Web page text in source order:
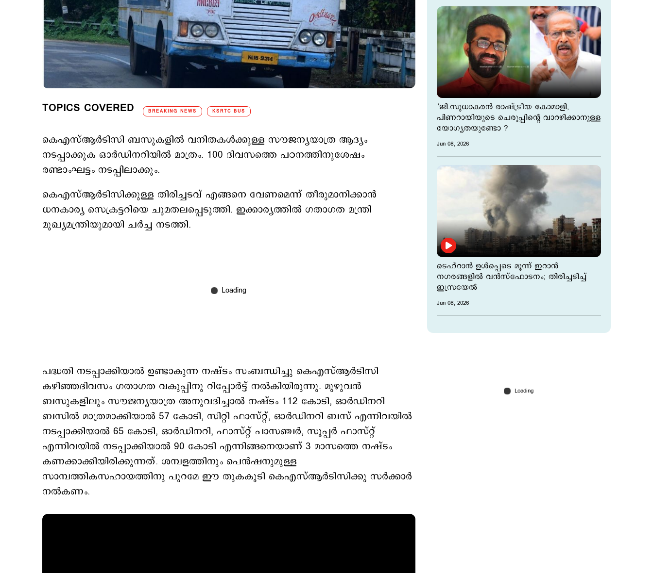
TOPICS COVERED BREAKING NEWS KSRTC BUS
െകഎസ്ആര്‍ടിസി ബസുകളില്‍ വനിതകള്‍ക്കുള്ള സൗജന്യയാത്ര ആദ്യം
നടപ്പാക്കുക ഒാര്‍ഡിനറിയില്‍ മാത്രം. 100 ദിവസത്തെ പഠനത്തിനുശേഷം
രണ്ടാംഘട്ടം നടപ്പിലാക്കും.
കെഎസ്ആര്‍ടിസിക്കുള്ള തിരിച്ചടവ് എങ്ങനെ വേണമെന്ന് തീരുമാനിക്കാൻ
ധനകാര്യ സെക്രട്ടറിയെ ചുമതലപ്പെടുത്തി. ഇക്കാര്യത്തില്‍ ഗതാഗത മന്ത്രി
മുഖ്യമന്ത്രിയുമായി ചർച്ച നടത്തി.
പദ്ധതി നടപ്പാക്കിയാൽ ഉണ്ടാകുന്ന നഷ്ടം സംബന്ധിച്ചു കെഎസ്ആർടിസി
കഴിഞ്ഞദിവസം ഗതാഗത വകുപ്പിനു റിപ്പോർട്ട് നൽകിയിരുന്നു. മുഴുവൻ
ബസുകളിലും സൗജന്യയാത്ര അനുവദിച്ചാൽ നഷ്ടം 112 കോടി, ഓർഡിനറി
ബസിൽ മാത്രമാക്കിയാൽ 57 കോടി, സിറ്റി ഫാസ്റ്റ്, ഓർഡിനറി ബസ് എന്നിവയിൽ
നടപ്പാക്കിയാൽ 65 കോടി, ഓർഡിനറി, ഫാസ്റ്റ് പാസഞ്ചർ, സൂപ്പർ ഫാസ്റ്റ്
എന്നിവയിൽ നടപ്പാക്കിയാൽ 90 കോടി എന്നിങ്ങനെയാണ് 3 മാസത്തെ നഷ്ടം
കണക്കാക്കിയിരിക്കുന്നത്. ശമ്പളത്തിനും പെൻഷനുമുള്ള
സാമ്പത്തികസഹായത്തിനു പുറമേ ഈ തുകകൂടി കെഎസ്ആർടിസിക്കു സർക്കാർ
നൽകണം.
‘ജി.സുധാകരന്‍ രാഷ്ട്രീയ കോമാളി,
പിണറായിയുടെ ചെരുപ്പിന്റെ വാറഴിക്കാനുള്ള
യോഗ്യതയുണ്ടോ ?
Jun 08, 2026
ടെഹ്റാന്‍ ഉള്‍പ്പെടെ മൂന്ന് ഇറാന്‍
നഗരങ്ങളില്‍ വന്‍സ്ഫോടനം; തിരിച്ചടിച്ച്
ഇസ്രയേല്‍
Jun 08, 2026